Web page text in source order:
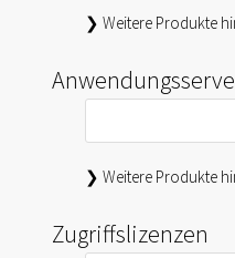
❯ Weitere Produkte
❯ Weitere Produkte
Zugriffslizenzen